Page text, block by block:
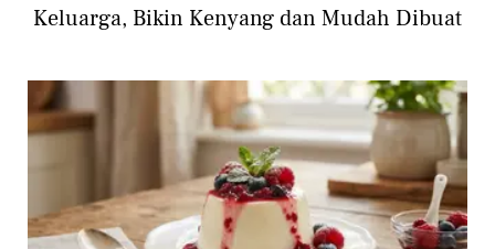
Keluarga, Bikin Kenyang dan Mudah Dibuat